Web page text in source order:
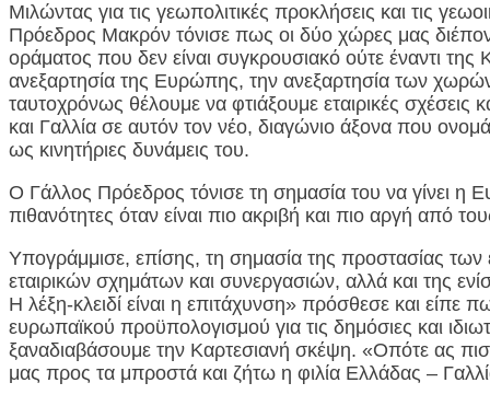
Μιλώντας για τις γεωπολιτικές προκλήσεις και τις
Πρόεδρος Μακρόν τόνισε πως οι δύο χώρες μας
οράματος που δεν είναι συγκρουσιακό ούτε έναντι
ανεξαρτησία της Ευρώπης, την ανεξαρτησία των χωρών
ταυτοχρόνως θέλουμε να φτιάξουμε εταιρικές
και Γαλλία σε αυτόν τον νέο, διαγώνιο άξονα που
ως κινητήριες δυνάμεις του.
Ο Γάλλος Πρόεδρος τόνισε τη σημασία του να γίνει η
πιθανότητες όταν είναι πιο ακριβή και πιο αργή από
Υπογράμμισε, επίσης, τη σημασία της προστασίας
εταιρικών σχημάτων και συνεργασιών, αλλά και της
Η λέξη-κλειδί είναι η επιτάχυνση» πρόσθεσε και
ευρωπαϊκού προϋπολογισμού για τις δημόσιες και
ξαναδιαβάσουμε την Καρτεσιανή σκέψη. «Οπότε ας
μας προς τα μπροστά και ζήτω η φιλία Ελλάδας –